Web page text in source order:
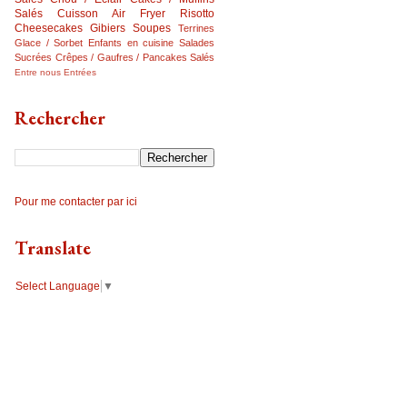
Salés
Cuisson Air Fryer
Risotto
Cheesecakes Gibiers Soupes
Terrines
Glace / Sorbet Enfants en cuisine Salades
Sucrées Crêpes / Gaufres / Pancakes Salés
Entre nous Entrées
Rechercher
Pour me contacter par ici
Translate
Select Language ▼